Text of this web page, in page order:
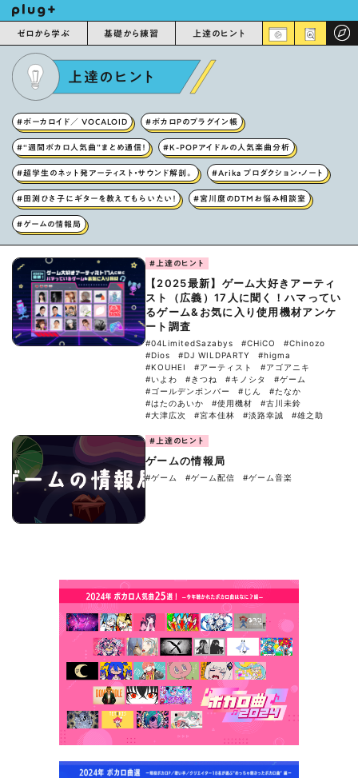
ゼロから学ぶ 基礎から練習 上達のヒント
上達のヒント
#ボーカロイド／ VOCALOID #ボカロPのプラグイン帳
#“週間ボカロ人気曲”まとめ通信！ #K-POPアイドルの人気楽曲分析
#超学生のネット発アーティスト・サウンド解剖。 #Arika プロダクション・ノート
#田渕ひさ子にギターを教えてもらいたい！ #宮川麿のDTMお悩み相談室
#ゲームの情報局
#上達のヒント
【2025最新】ゲーム大好きアーティ
スト（広義）17人に聞く！ハマってい
るゲーム&お気に入り使用機材アンケ
ート調査
#04LimitedSazabys #CHiCO
#Chinozo
#Dios
#DJ WILDPARTY
#higma
#KOUHEI
#アーティスト
#アゴアニキ
#いよわ
#きつね #キノシタ
#ゲーム
#ゴールデンボンバー
#じん
#たなか
#はたのあいか
#使用機材
#古川未鈴
#大津広次
#宮本佳林 #淡路幸誠 #雄之助
#上達のヒント
ゲームの情報局
#ゲーム #ゲーム配信 #ゲーム音楽